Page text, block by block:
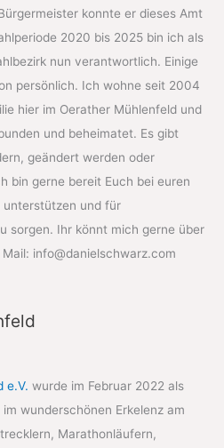
konnte er dieses Amt
2020 bis 2025 bin ich als
nun verantwortlich. Einige
persönlich. Ich wohne seit 2004
hier im Oerather Mühlenfeld und
und beheimatet. Es gibt
geändert werden oder
bin gerne bereit Euch bei euren
unterstützen und für
sorgen. Ihr könnt mich gerne über
info@danielschwarz.com
e.V. wurde im Februar 2022 als
wunderschönen Erkelenz am
Marathonläufern,